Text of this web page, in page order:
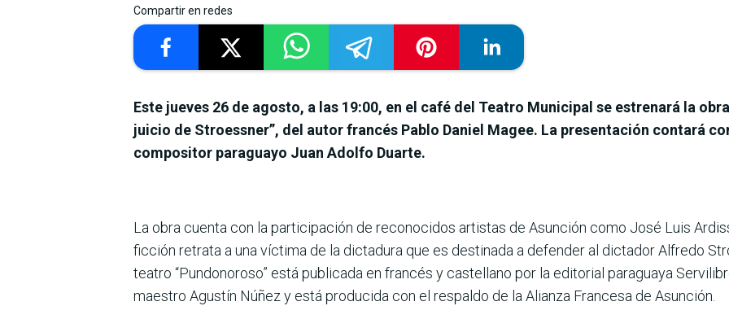
Compartir en redes
Este jueves 26 de agosto, a las 19:00, en el café del Teatro Municipal se estrenará la
juicio de Stroessner”, del autor francés Pablo Daniel Magee. La presentación contará
compositor paraguayo Juan Adolfo Duarte.
La obra cuenta con la participación de reconocidos artistas de Asunción como José Luis
ficción retrata a una víctima de la dictadura que es destinada a defender al dictador Alfredo
teatro “Pundonoroso” está publicada en francés y castellano por la editorial paraguaya
maestro Agustín Núñez y está producida con el respaldo de la Alianza Francesa de Asunción.